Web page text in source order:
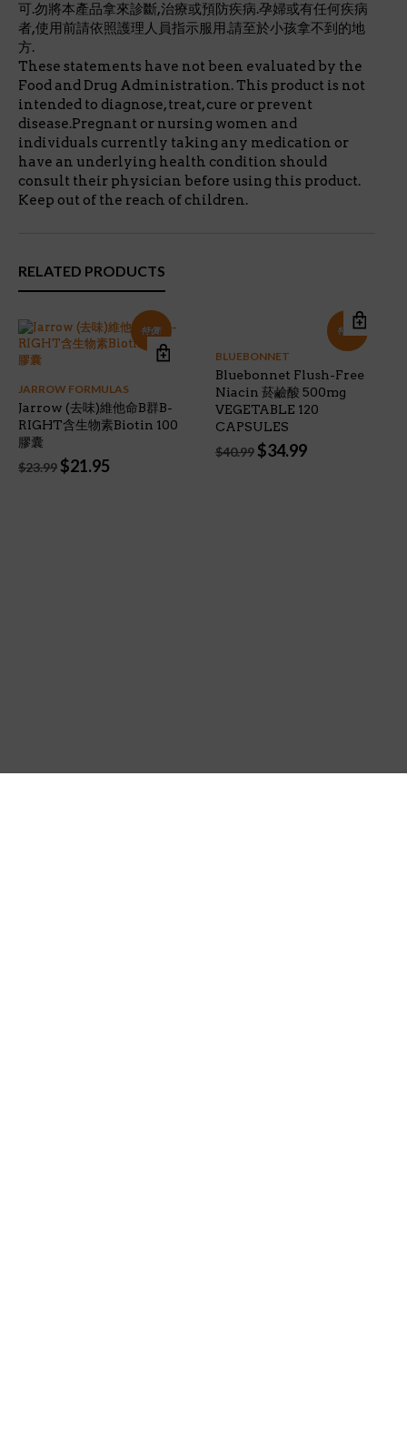
可.勿將本產品拿來診斷,治療或預防疾病.孕婦或有任何疾病
者,使用前請依照護理人員指示服用.請至於小孩拿不到的地
方.
These statements have not been evaluated by the
Food and Drug Administration. This product is not
intended to diagnose, treat, cure or prevent
disease.Pregnant or nursing women and
individuals currently taking any medication or
have an underlying health condition should
consult their physician before using this product.
Keep out of the reach of children.
RELATED PRODUCTS
特價!
JARROW FORMULAS
Jarrow (去味)維他命B群B-
RIGHT含生物素Biotin 100
膠囊
$23.99 Original
$21.95
特價!
BLUEBONNET
Bluebonnet Flush-Free
Niacin 菸鹼酸 500mg
VEGETABLE 120
CAPSULES
$40.99 Original
$34.99Current